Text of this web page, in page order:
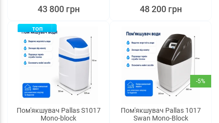
43 800 грн 48 200 грн
ТОП
Пом'якшувач Pallas S1017
Mono-block
-5%
Пом'якшувач Pallas 1017
Swan Mono-Block